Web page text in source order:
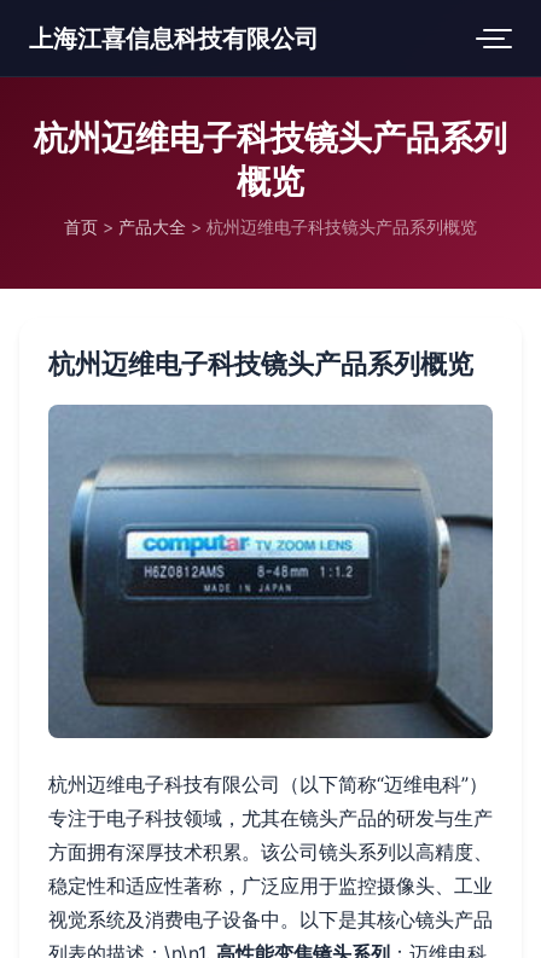
上海江喜信息科技有限公司
杭州迈维电子科技镜头产品系列
概览
首页 > 产品大全 > 杭州迈维电子科技镜头产品系列概览
杭州迈维电子科技镜头产品系列概览
杭州迈维电子科技有限公司（以下简称“迈维电科”）
专注于电子科技领域，尤其在镜头产品的研发与生产
方面拥有深厚技术积累。该公司镜头系列以高精度、
稳定性和适应性著称，广泛应用于监控摄像头、工业
视觉系统及消费电子设备中。以下是其核心镜头产品